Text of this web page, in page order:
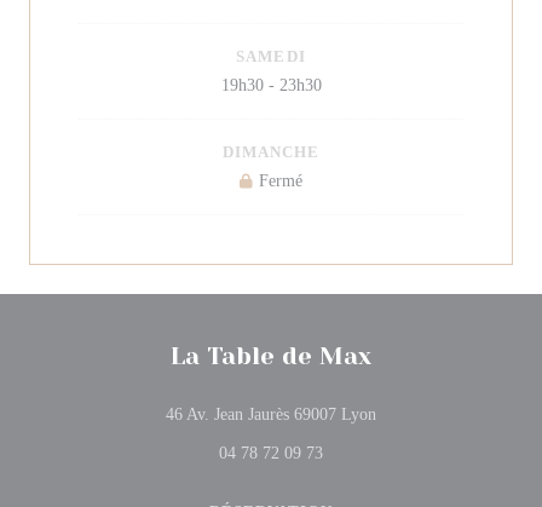
SAMEDI
19h30 - 23h30
DIMANCHE
Fermé
La Table de Max
46 Av. Jean Jaurès 69007 Lyon
04 78 72 09 73